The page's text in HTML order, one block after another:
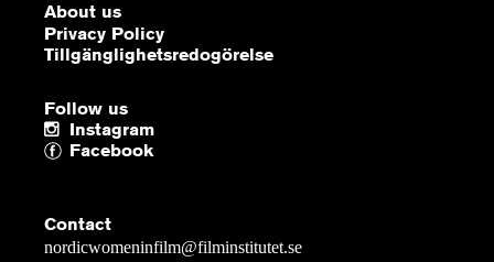
About us
Privacy Policy
Tillgänglighetsredogörelse
Follow us
Instagram
Facebook
Contact
nordicwomeninfilm@filminstitutet.se